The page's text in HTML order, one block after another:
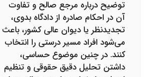
توضیح درباره مرجع صالح و تفاوت
آن در احکام صادره از دادگاه بدوی،
تجدیدنظر یا دیوان عالی کشور، باعث
می‌شود افراد مسیر درستی را انتخاب
کنند. در چنین موضوع حساسی،
داشتن تحلیل دقیق حقوقی و تنظیم